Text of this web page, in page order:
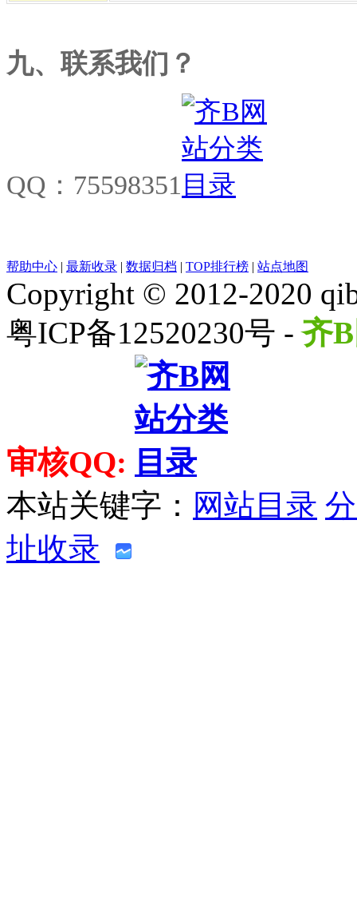
九、联系我们？
QQ：75598351
帮助中心 | 最新收录 | 数据归档 | TOP排行榜 | 站点地图
Copyright © 2012-2020
粤ICP备12520230号 -齐
审核QQ:
本站关键字： 网站目录
址收录